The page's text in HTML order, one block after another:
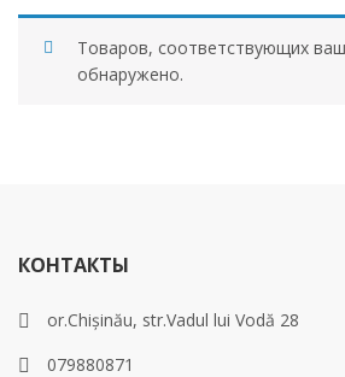
Товаров, соответствующих
обнаружено.
КОНТАКТЫ
or.Chișinău, str.Vadul lui Vodă 28
079880871